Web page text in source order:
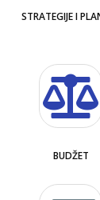
STRATEGIJE I
BUDŽET